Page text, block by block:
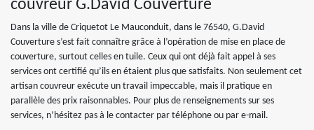
couvreur G.David Couverture
Dans la ville de Criquetot Le Mauconduit, dans le 76540, G.David
Couverture s’est fait connaître grâce à l’opération de mise en place de
couverture, surtout celles en tuile. Ceux qui ont déjà fait appel à ses
services ont certifié qu’ils en étaient plus que satisfaits. Non seulement cet
artisan couvreur exécute un travail impeccable, mais il pratique en
parallèle des prix raisonnables. Pour plus de renseignements sur ses
services, n’hésitez pas à le contacter par téléphone ou par e-mail.